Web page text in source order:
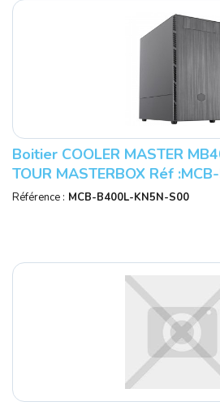
Boitier COOLER MASTER
TOUR MASTERBOX Réf
Référence : MCB-B400L-KN5N-S00